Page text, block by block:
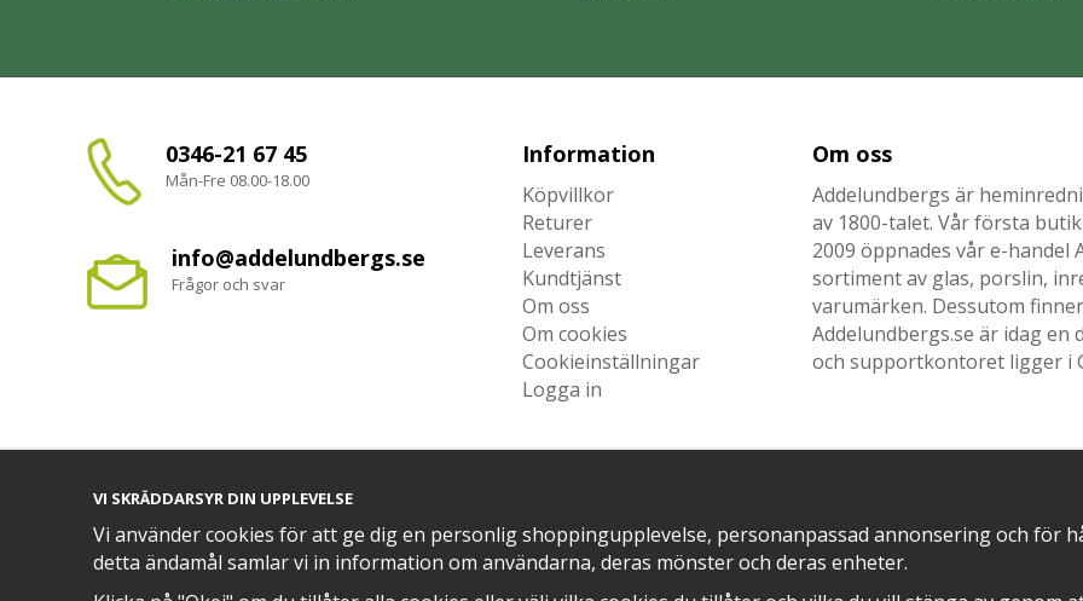
0346-21 67 45
Mån-Fre 08.00-18.00
info@addelundbergs.se
Frågor och svar
Information
Köpvillkor
Returer
Leverans
Kundtjänst
Om oss
Om cookies
Cookieinställningar
Logga in
Om oss
Addelundbergs är
av 1800-talet. Vår första
2009 öppnades vår e-
sortiment av glas, porslin,
varumärken. Dessutom
Addelundbergs.se är idag en
och supportkontoret ligger i
VI SKRÄDDARSYR DIN UPPLEVELSE
Vi använder cookies för att ge dig en personlig shoppingupplevelse, personanpassad annonsering och för
detta ändamål samlar vi in information om användarna, deras mönster och deras enheter.